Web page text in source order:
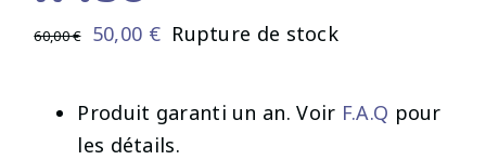
60,00€
Le
50,00 €Le
est :
Rupture de stock
Produit garanti un an. Voir F.A.Q pour
les détails.